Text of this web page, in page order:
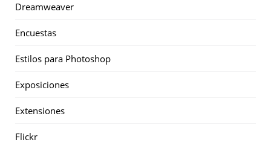
Dreamweaver
Encuestas
Estilos para Photoshop
Exposiciones
Extensiones
Flickr